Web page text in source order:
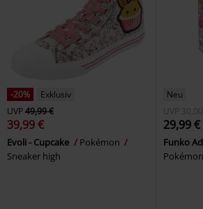
-20%
Exklusiv
UVP49,99 €
39,99 €
Evoli - Cupcake
Pokémon
Sneaker high
Neu
UVP
30,00
29,99 €
Funko
Pokémon